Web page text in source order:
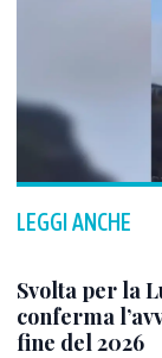
LEGGI ANCHE
Svolta per la
conferma
fine del 2026